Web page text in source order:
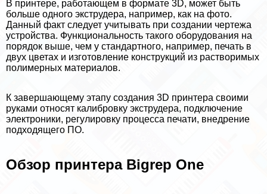
В принтере, работающем в формате 3D, может быть
больше одного экструдера, например, как на фото.
Данный факт следует учитывать при создании чертежа
устройства. Функциональность такого оборудования на
порядок выше, чем у стандартного, например, печать в
двух цветах и изготовление конструкций из растворимых
полимерных материалов.
К завершающему этапу создания 3D принтера своими
руками относят калибровку экструдера, подключение
электроники, регулировку процесса печати, внедрение
подходящего ПО.
Обзор принтера Bigrep One